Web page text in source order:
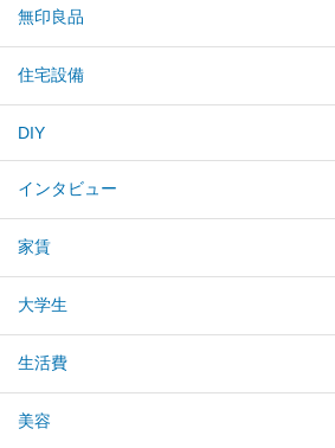
無印良品
住宅設備
DIY
インタビュー
家賃
大学生
生活費
美容